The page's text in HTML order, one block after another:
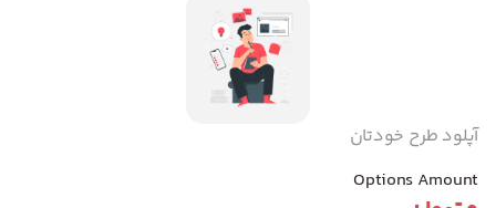
آپلود طرح خودتان
Options Amount